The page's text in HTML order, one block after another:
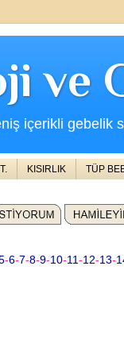
ve
içerikli gebelik
KISIRLIK TÜP
-6-7-8-9-10-11-12-13-